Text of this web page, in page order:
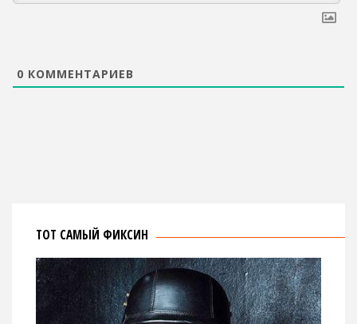
0 КОММЕНТАРИЕВ
ТОТ САМЫЙ ФИКСИН